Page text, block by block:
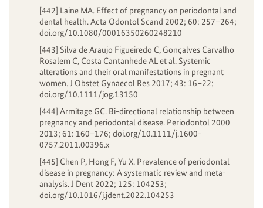
[442] Laine MA. Effect of pregnancy on periodontal and
dental health. Acta Odontol Scand 2002; 60: 257–264;
doi.org/10.1080/00016350260248210
[443] Silva de Araujo Figueiredo C, Gonçalves Carvalho
Rosalem C, Costa Cantanhede AL et al. Systemic
alterations and their oral manifestations in pregnant
women. J Obstet Gynaecol Res 2017; 43: 16–22;
doi.org/10.1111/jog.13150
[444] Armitage GC. Bi-directional relationship between
pregnancy and periodontal disease. Periodontol 2000
2013; 61: 160–176; doi.org/10.1111/j.1600-
0757.2011.00396.x
[445] Chen P, Hong F, Yu X. Prevalence of periodontal
disease in pregnancy: A systematic review and meta-
analysis. J Dent 2022; 125: 104253;
doi.org/10.1016/j.jdent.2022.104253